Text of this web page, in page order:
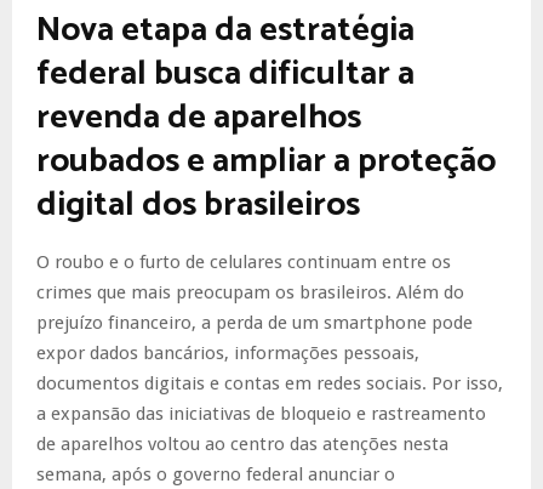
Nova etapa da estratégia
federal busca dificultar a
revenda de aparelhos
roubados e ampliar a proteção
digital dos brasileiros
O roubo e o furto de celulares continuam entre os
crimes que mais preocupam os brasileiros. Além do
prejuízo financeiro, a perda de um smartphone pode
expor dados bancários, informações pessoais,
documentos digitais e contas em redes sociais. Por isso,
a expansão das iniciativas de bloqueio e rastreamento
de aparelhos voltou ao centro das atenções nesta
semana, após o governo federal anunciar o